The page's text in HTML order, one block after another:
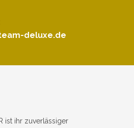
deluxe.de
ist ihr zuverlässiger